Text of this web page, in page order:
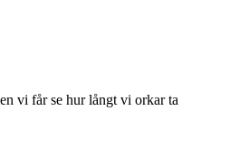
vi får se hur långt vi orkar ta